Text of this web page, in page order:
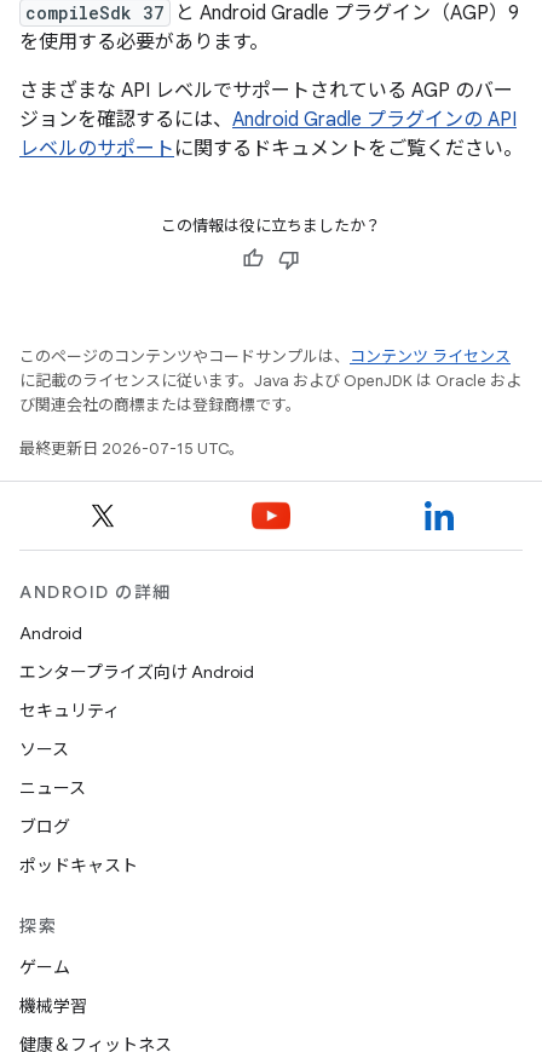
compileSdk 37
と Android Gradle プラグイン（AGP）9
を使用する必要があります。
さまざまな API レベルでサポートされている AGP のバー
ジョンを確認するには、 Android Gradle プラグインの API
レベルのサポート に関するドキュメントをご覧ください。
この情報は役に立ちましたか？
このページのコンテンツやコードサンプルは、
コンテンツ ライセンス
に記載のライセンスに従います。Java および OpenJDK は Oracle およ
び関連会社の商標または登録商標です。
最終更新日 2026-07-15 UTC。
ANDROID の詳細
Android
エンタープライズ向け Android
セキュリティ
ソース
ニュース
ブログ
ポッドキャスト
探索
ゲーム
機械学習
健康＆フィットネス